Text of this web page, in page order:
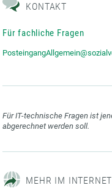
KONTAKT
Für fachliche Fragen
Für IT-technische Fragen ist
abgerechnet werden soll.
MEHR IM INTERNET